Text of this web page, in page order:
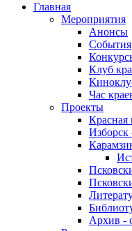
Главная
Мероприятия
Анонсы
События
Клуб
Час
Проекты
Красная
Изборск
Архив -